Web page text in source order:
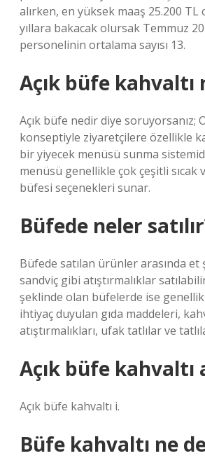
alırken, en yüksek maaş 25.200 TL
yıllara bakacak olursak Temmuz
personelinin ortalama sayısı 13.
Açık büfe kahvaltı
Açık büfe nedir diye soruyorsanız;
konseptiyle ziyaretçilere özellikle
bir yiyecek menüsü sunma
menüsü genellikle çok çeşitli sıcak
büfesi seçenekleri sunar.
Büfede neler
Büfede satılan ürünler arasında et
sandviç gibi atıştırmalıklar
şeklinde olan büfelerde ise
ihtiyaç duyulan gıda maddeleri,
atıştırmalıkları, ufak tatlılar ve
Açık büfe kahvaltı
Açık büfe kahvaltı i.
Büfe kahvaltı ne